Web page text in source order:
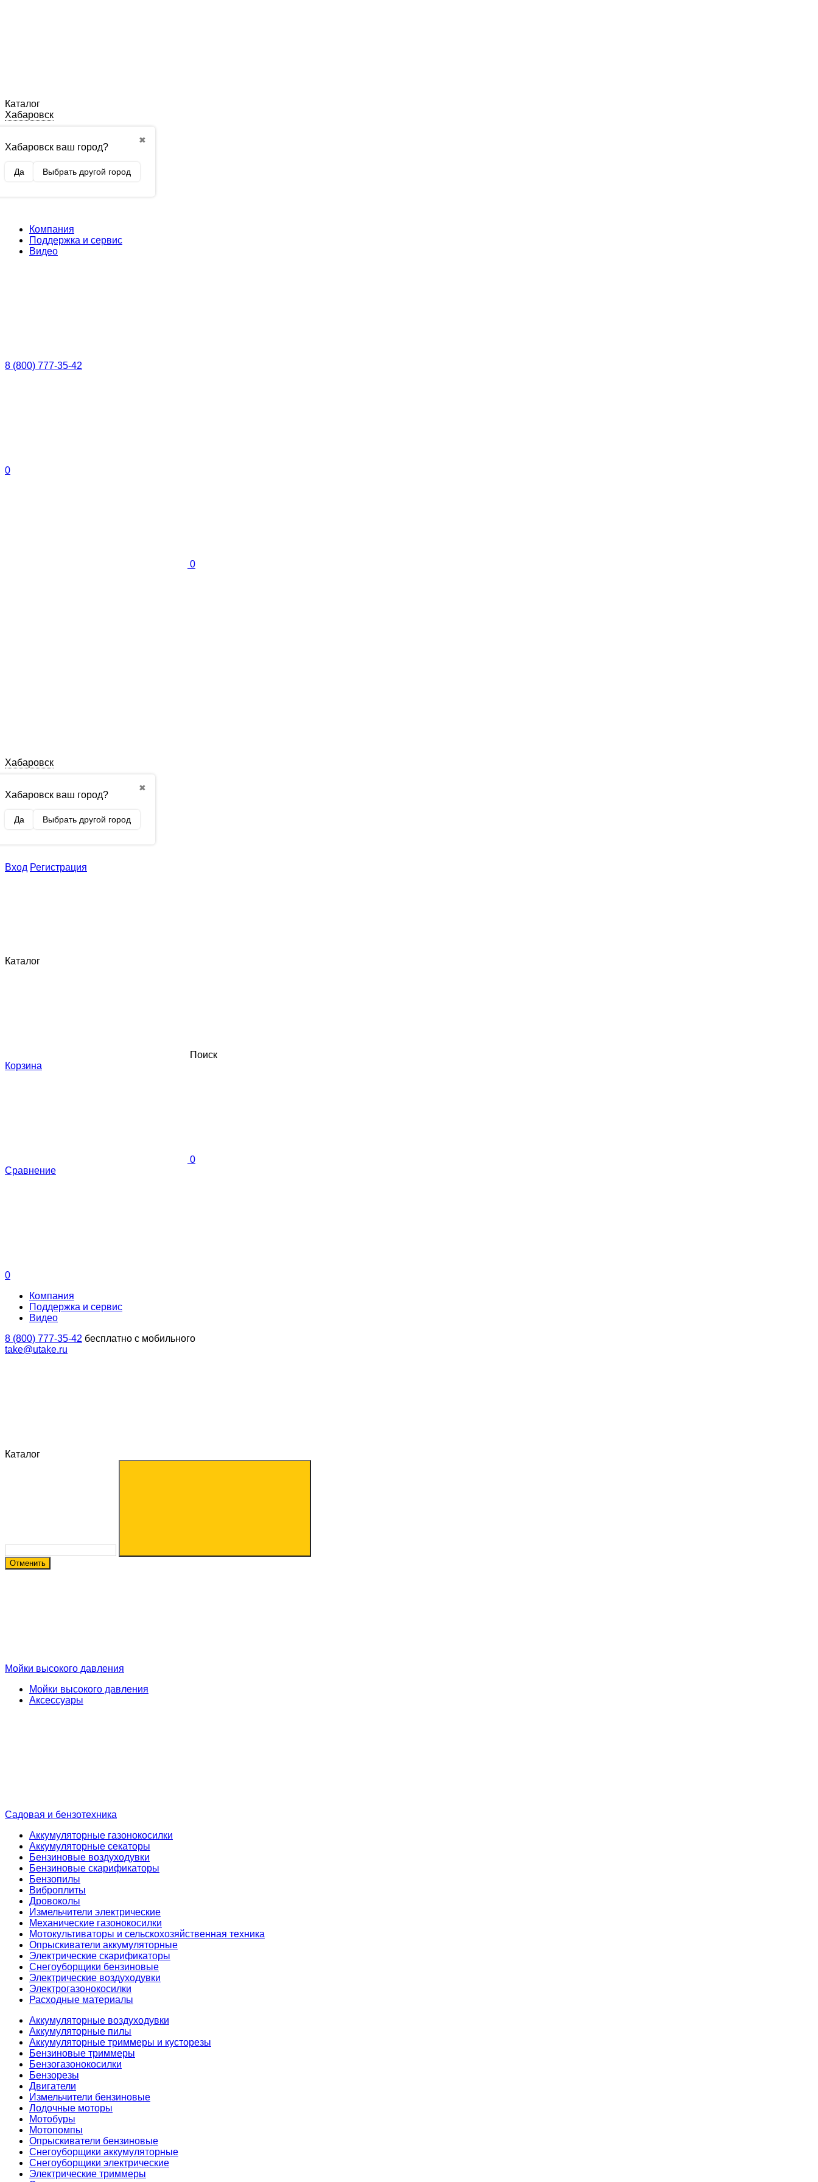
Каталог
Хабаровск
✖
Хабаровск ваш город?
Да Выбрать другой город
Компания
Поддержка и сервис
Видео
8 (800) 777-35-42
0
0
Хабаровск
✖
Хабаровск ваш город?
Да Выбрать другой город
Вход Регистрация
Каталог
Поиск
Корзина
0
Сравнение
0
Компания
Поддержка и сервис
Видео
8 (800) 777-35-42 бесплатно с мобильного
take@utake.ru
Каталог
Отменить
Мойки высокого давления
Мойки высокого давления
Аксессуары
Садовая и бензотехника
Аккумуляторные газонокосилки
Аккумуляторные секаторы
Бензиновые воздуходувки
Бензиновые скарификаторы
Бензопилы
Виброплиты
Дровоколы
Измельчители электрические
Механические газонокосилки
Мотокультиваторы и сельскохозяйственная техника
Опрыскиватели аккумуляторные
Электрические скарификаторы
Снегоуборщики бензиновые
Электрические воздуходувки
Электрогазонокосилки
Расходные материалы
Аккумуляторные воздуходувки
Аккумуляторные пилы
Аккумуляторные триммеры и кусторезы
Бензиновые триммеры
Бензогазонокосилки
Бензорезы
Двигатели
Измельчители бензиновые
Лодочные моторы
Мотобуры
Мотопомпы
Опрыскиватели бензиновые
Снегоуборщики аккумуляторные
Снегоуборщики электрические
Электрические триммеры